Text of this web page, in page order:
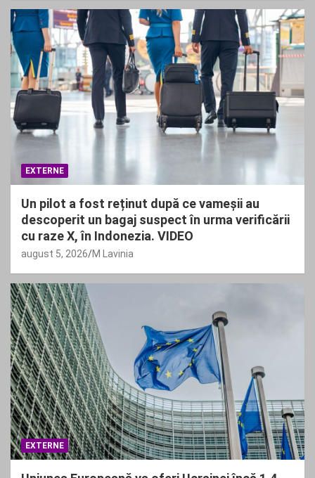
EXTERNE
Un pilot a fost reținut după ce vameșii au
descoperit un bagaj suspect în urma verificării
cu raze X, în Indonezia. VIDEO
august 5, 2026 M Lavinia
EXTERNE